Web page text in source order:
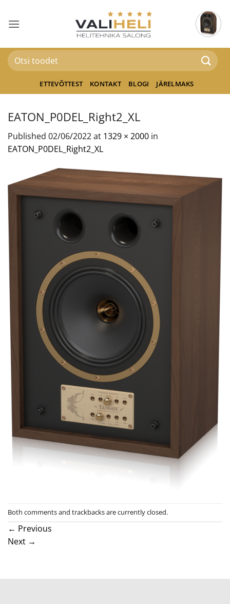
content
Otsi:
ETTEVÕTTEST KONTAKT BLOGI JÄRELMAKS
EATON_P0DEL_Right2_XL
Published 02/06/2022at 1329 × 2000 in
EATON_P0DEL_Right2_XL
Both comments and trackbacks are currently closed.
← Previous
Next →